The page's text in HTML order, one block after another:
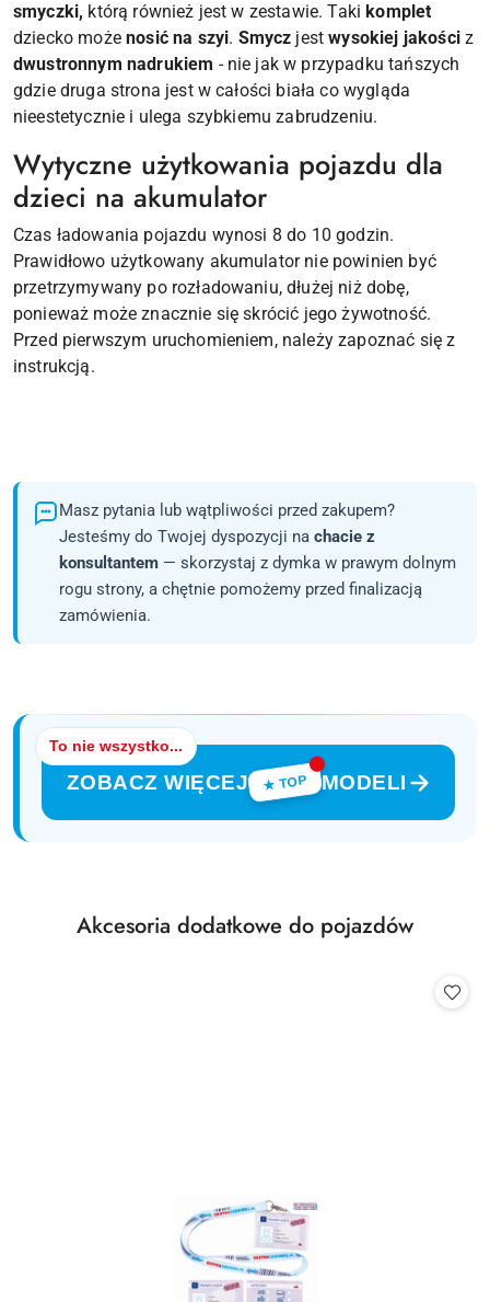
smyczki, którą również jest w zestawie. Takikomplet
dziecko możenosić na szyi. Smycz jestwysokiej jakościz
dwustronnym nadrukiem - nie jak w przypadku tańszych
gdzie druga strona jest w całości biała co wygląda
nieestetycznie i ulega szybkiemu zabrudzeniu.
Wytyczne użytkowania pojazdu dla
dzieci na akumulator
Czas ładowania pojazdu wynosi 8 do 10 godzin.
Prawidłowo użytkowany akumulator nie powinien być
przetrzymywany po rozładowaniu, dłużej niż dobę,
ponieważ może znacznie się skrócić jego żywotność.
Przed pierwszym uruchomieniem, należy zapoznać się z
instrukcją.
Masz pytania lub wątpliwości przed zakupem?
Jesteśmy do Twojej dyspozycji na chacie z
konsultantem — skorzystaj z dymka w prawym dolnym
rogu strony, a chętnie pomożemy przed finalizacją
zamówienia.
To nie wszystko...
ZOBACZ WIĘCEJ ★ TOP MODELI
Pomiń karuzelę produktów
Produkty
Akcesoria dodatkowe do pojazdów